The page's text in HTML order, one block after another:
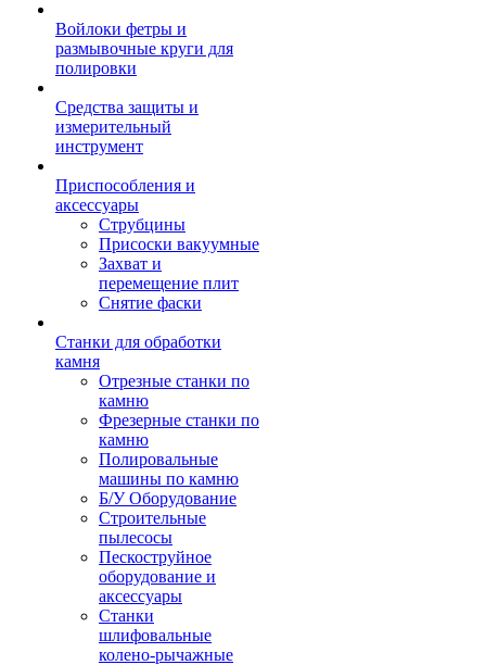
Войлоки фетры и
размывочные круги для
полировки
Средства защиты и
измерительный
инструмент
Приспособления и
аксессуары
Струбцины
Присоски вакуумные
Захват и
перемещение плит
Снятие фаски
Станки для обработки
камня
Отрезные станки по
камню
Фрезерные станки по
камню
Полировальные
машины по камню
Б/У Оборудование
Строительные
пылесосы
Пескоструйное
оборудование и
аксессуары
Станки
шлифовальные
колено-рычажные